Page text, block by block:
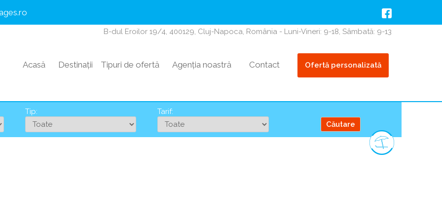
B-dul Eroilor 19/4, 400129, Cluj-Napoca, România - Luni-Vineri: 9-18, Sâmbată: 9-13
Acasă Destinații Tipuri de ofertă Agenția noastră Contact Ofertă personalizată
Tip: Tarif: